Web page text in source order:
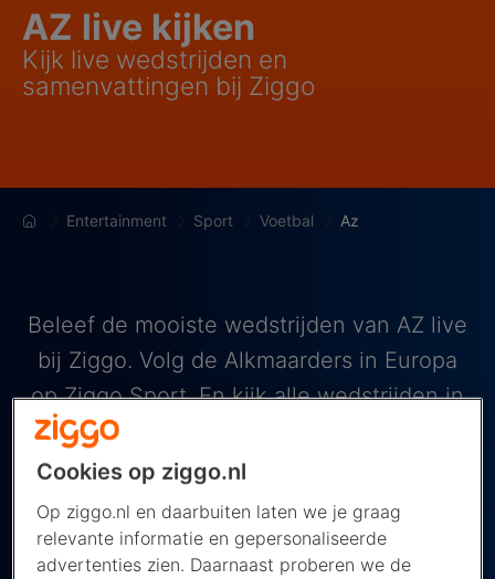
AZ live kijken
Kijk live wedstrijden en
samenvattingen bij Ziggo
Entertainment Sport Voetbal Az
Beleef de mooiste wedstrijden van AZ live
bij Ziggo. Volg de Alkmaarders in Europa
op Ziggo Sport. En kijk alle wedstrijden in
de Eredivisie met ESPN bij Ziggo.
Standaard in elk tv-pakket.
Cookies op ziggo.nl
Op ziggo.nl en daarbuiten laten we je graag
relevante informatie en gepersonaliseerde
advertenties zien. Daarnaast proberen we de